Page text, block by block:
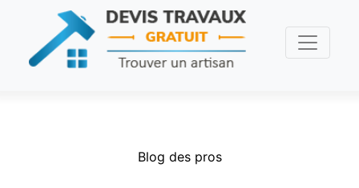
Blog des pros